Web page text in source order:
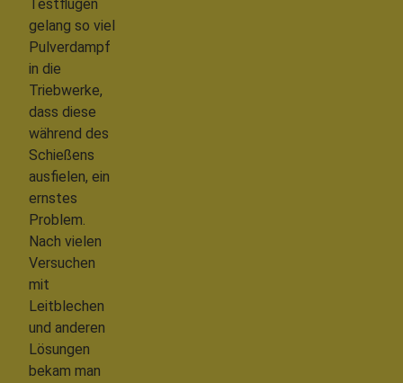
Testflügen
gelang so viel
Pulverdampf
in die
Triebwerke,
dass diese
während des
Schießens
ausfielen, ein
ernstes
Problem.
Nach vielen
Versuchen
mit
Leitblechen
und anderen
Lösungen
bekam man